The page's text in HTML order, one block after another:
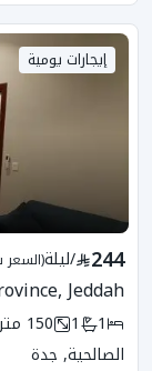
إيجارات يومية
244
/ليلة(السعر
Jeddah
1
1
150
الصالحية, جدة